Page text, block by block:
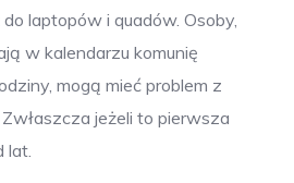
laptopów i quadów. Osoby,
w kalendarzu komunię
mogą mieć problem z
jeżeli to pierwsza
lat.